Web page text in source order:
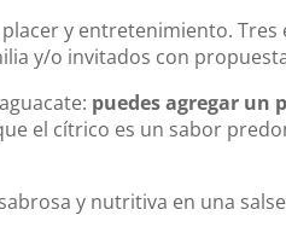
y entretenimiento.
y/o invitados con
puedes agregar un
el cítrico es un sabor
y nutritiva en una